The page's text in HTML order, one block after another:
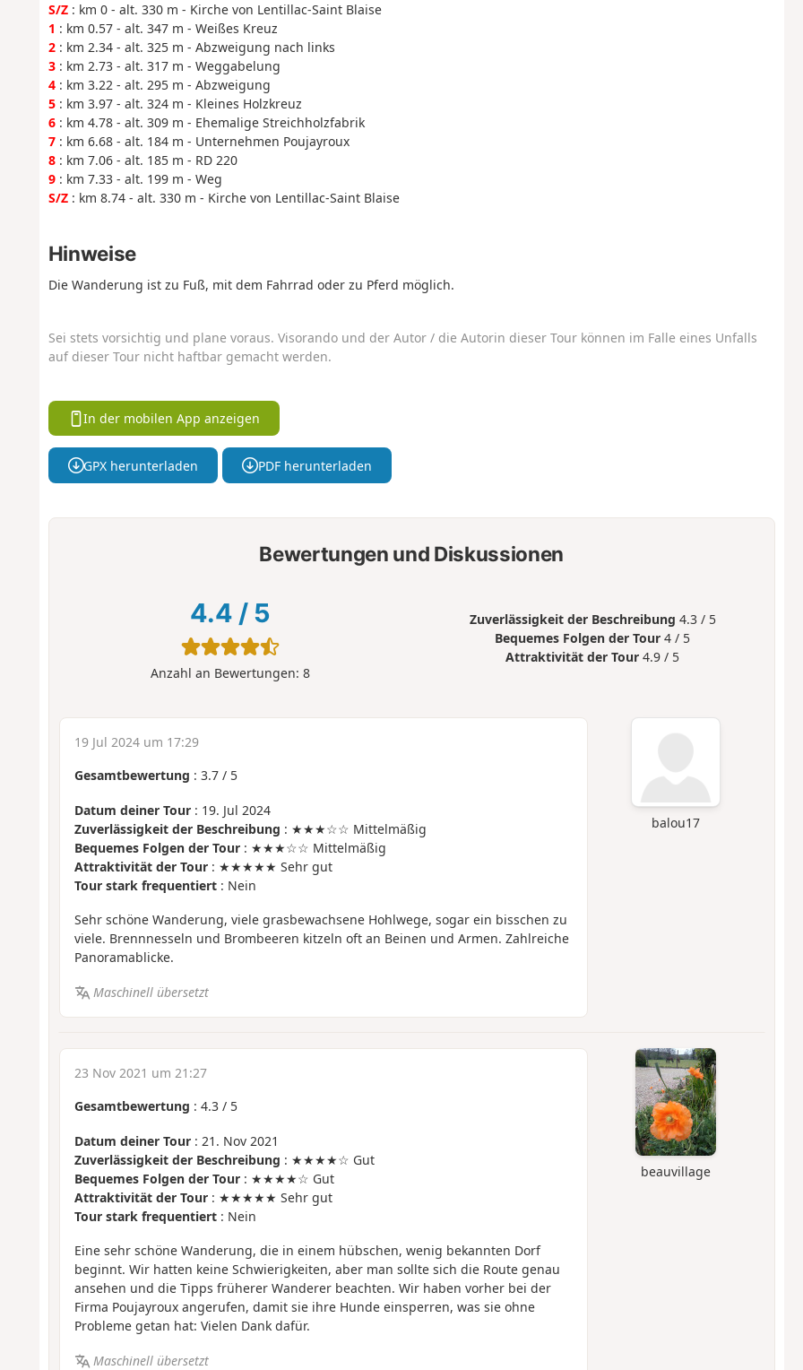
S/Z: km 0 - alt. 330 m - Kirche von Lentillac-Saint Blaise
1 : km 0.57 - alt. 347 m - Weißes Kreuz
2: km 2.34 - alt. 325 m - Abzweigung nach links
3: km 2.73 - alt. 317 m - Weggabelung
4: km 3.22 - alt. 295 m - Abzweigung
5: km 3.97 - alt. 324 m - Kleines Holzkreuz
6: km 4.78 - alt. 309 m - Ehemalige Streichholzfabrik
7: km 6.68 - alt. 184 m - Unternehmen Poujayroux
8: km 7.06 - alt. 185 m - RD 220
9: km 7.33 - alt. 199 m - Weg
S/Z: km 8.74 - alt. 330 m - Kirche von Lentillac-Saint Blaise
Hinweise
Die Wanderung ist zu Fuß, mit dem Fahrrad oder zu Pferd möglich.
Sei stets vorsichtig und plane voraus. Visorando und der Autor / die Autorin dieser Tour können im Falle eines Unfalls
auf dieser Tour nicht haftbar gemacht werden.
In der mobilen App anzeigen
GPX herunterladen PDF herunterladen
Bewertungen und Diskussionen
4.4 / 5
Anzahl an Bewertungen: 8
Zuverlässigkeit der Beschreibung 4.3 / 5
Bequemes Folgen der Tour 4 / 5
Attraktivität der Tour 4.9 / 5
balou17
19 Jul 2024 um 17:29
Gesamtbewertung : 3.7/ 5
Datum deiner Tour: 19. Jul 2024
Zuverlässigkeit der Beschreibung : ★★★☆☆ Mittelmäßig
Bequemes Folgen der Tour: ★★★☆☆ Mittelmäßig
Attraktivität der Tour: ★★★★★ Sehr gut
Tour stark frequentiert: Nein
Sehr schöne Wanderung, viele grasbewachsene Hohlwege, sogar ein bisschen zu
viele. Brennnesseln und Brombeeren kitzeln oft an Beinen und Armen. Zahlreiche
Panoramablicke.
Maschinell übersetzt
beauvillage
23 Nov 2021 um 21:27
Gesamtbewertung : 4.3/ 5
Datum deiner Tour: 21. Nov 2021
Zuverlässigkeit der Beschreibung : ★★★★☆ Gut
Bequemes Folgen der Tour: ★★★★☆ Gut
Attraktivität der Tour: ★★★★★ Sehr gut
Tour stark frequentiert: Nein
Eine sehr schöne Wanderung, die in einem hübschen, wenig bekannten Dorf
beginnt. Wir hatten keine Schwierigkeiten, aber man sollte sich die Route genau
ansehen und die Tipps früherer Wanderer beachten. Wir haben vorher bei der
Firma Poujayroux angerufen, damit sie ihre Hunde einsperren, was sie ohne
Probleme getan hat: Vielen Dank dafür.
Maschinell übersetzt